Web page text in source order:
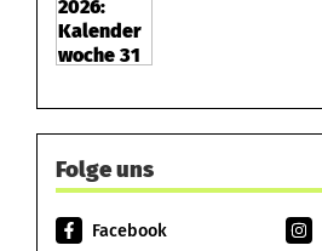
Folge uns
Facebook